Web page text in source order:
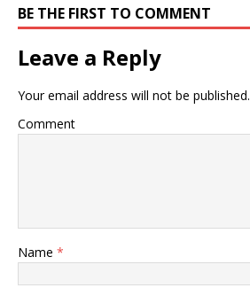
BE THE FIRST TO COMMENT
Leave a Reply
Your email address will not be published.
Comment
Name *